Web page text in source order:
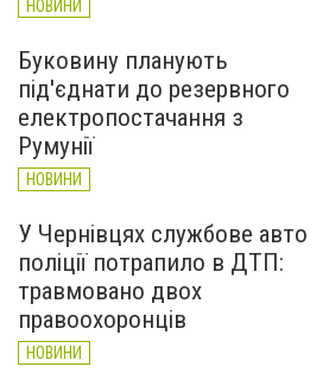
НОВИНИ
Буковину планують
під'єднати до резервного
електропостачання з
Румунії
НОВИНИ
У Чернівцях службове авто
поліції потрапило в ДТП:
травмовано двох
правоохоронців
НОВИНИ